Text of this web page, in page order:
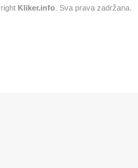
Kliker.info . Sva prava zadržana.